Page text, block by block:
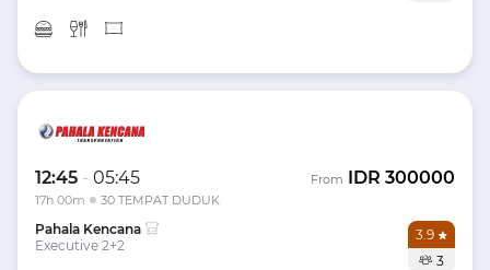
12:45 - 05:45
17h 00m 30 TEMPAT DUDUK
From IDR 300000
Pahala Kencana
Executive 2+2
3.9
3